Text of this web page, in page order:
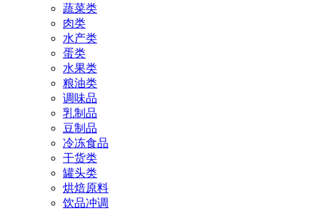
蔬菜类
肉类
水产类
蛋类
水果类
粮油类
调味品
乳制品
豆制品
冷冻食品
干货类
罐头类
烘焙原料
饮品冲调